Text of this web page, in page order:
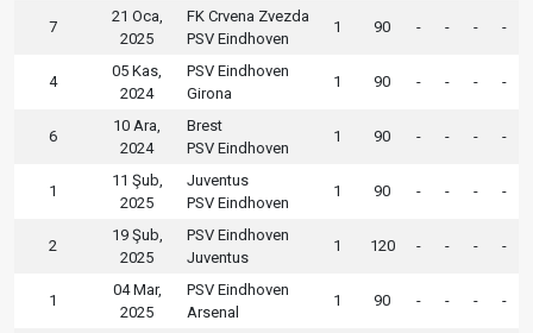
7
21 Oca,
2025
FK Crvena Zvezda
PSV Eindhoven
1 90 - - - -
4
05 Kas,
2024
PSV Eindhoven
Girona
1 90 - - - -
6
10 Ara,
2024
Brest
PSV Eindhoven
1 90 - - - -
1
11 Şub,
2025
Juventus
PSV Eindhoven
1 90 - - - -
2
19 Şub,
2025
PSV Eindhoven
Juventus
1 120 - - - -
1
04 Mar,
2025
PSV Eindhoven
Arsenal
1 90 - - - -